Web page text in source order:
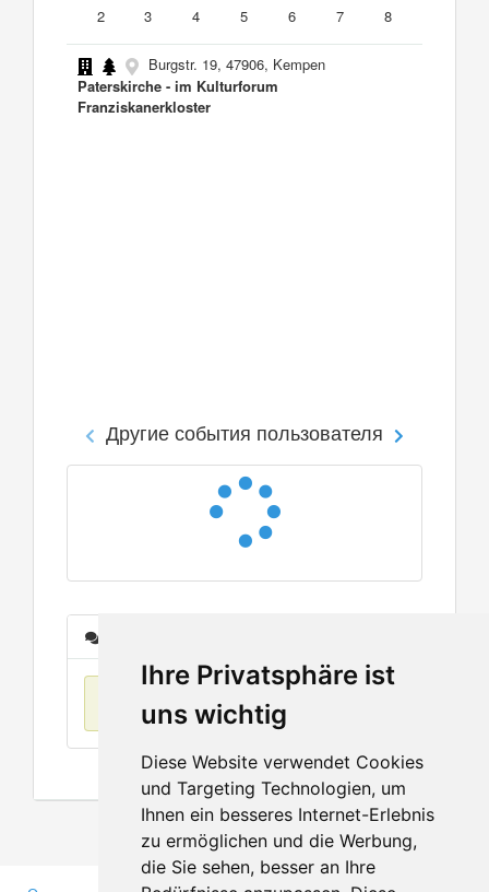
Ihre Privatsphäre ist
uns wichtig
Diese Website verwendet Cookies
und Targeting Technologien, um
Ihnen ein besseres Internet-Erlebnis
zu ermöglichen und die Werbung,
die Sie sehen, besser an Ihre
2
3 4 5 6 7 8
Burgstr. 19, 47906, Kempen
Paterskirche - im Kulturforum
Franziskanerkloster
Другие события пользователя